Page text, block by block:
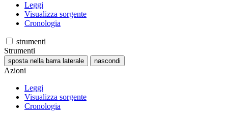
Leggi
Visualizza sorgente
Cronologia
strumenti
Strumenti
sposta nella barra laterale nascondi
Azioni
Leggi
Visualizza sorgente
Cronologia